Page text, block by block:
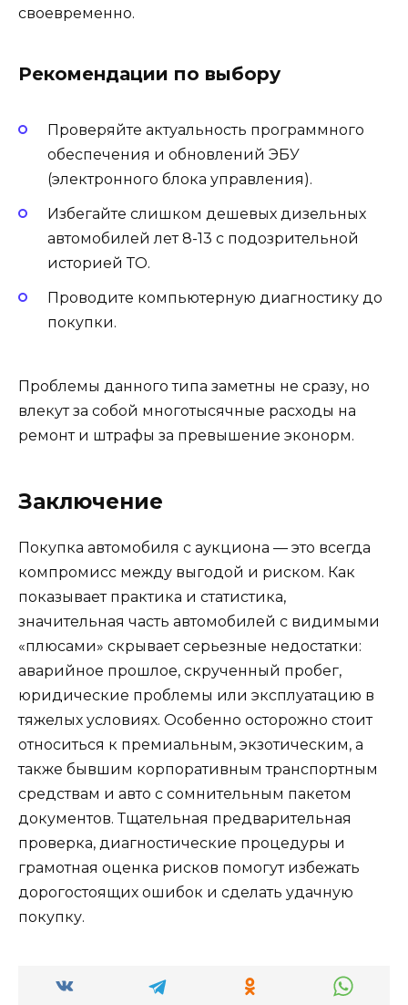
своевременно.
Рекомендации по выбору
Проверяйте актуальность программного
обеспечения и обновлений ЭБУ
(электронного блока управления).
Избегайте слишком дешевых дизельных
автомобилей лет 8-13 с подозрительной
историей ТО.
Проводите компьютерную диагностику до
покупки.
Проблемы данного типа заметны не сразу, но
влекут за собой многотысячные расходы на
ремонт и штрафы за превышение эконорм.
Заключение
Покупка автомобиля с аукциона — это всегда
компромисс между выгодой и риском. Как
показывает практика и статистика,
значительная часть автомобилей с видимыми
«плюсами» скрывает серьезные недостатки:
аварийное прошлое, скрученный пробег,
юридические проблемы или эксплуатацию в
тяжелых условиях. Особенно осторожно стоит
относиться к премиальным, экзотическим, а
также бывшим корпоративным транспортным
средствам и авто с сомнительным пакетом
документов. Тщательная предварительная
проверка, диагностические процедуры и
грамотная оценка рисков помогут избежать
дорогостоящих ошибок и сделать удачную
покупку.